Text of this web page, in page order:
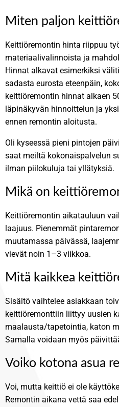
Miten paljon
Keittiöremontin hinta riippuu
materiaalivalinnoista ja
Hinnat alkavat esimerkiksi
sadasta eurosta eteenpäin,
keittiöremontin hinnat alkaen
läpinäkyvän hinnoittelun ja
ennen remontin aloitusta.
Oli kyseessä pieni pintojen
saat meiltä kokonaispalvelun
ilman piilokuluja tai yllätyksiä.
Mikä on
Keittiöremontin aikatauluun
laajuus. Pienemmät
muutamassa päivässä,
vievät noin 1–3 viikkoa.
Mitä kaikkea
Sisältö vaihtelee asiakkaan
keittiöremonttiin liittyy uusien
maalausta/tapetointia, katon
Samalla voidaan myös
Voiko kotona asua
Voi, mutta keittiö ei ole
Remontin aikana vettä saa